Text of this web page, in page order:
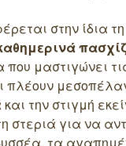
στην ίδια
μαστιγώνει
πλέουν
την στιγμή
στεριά για να